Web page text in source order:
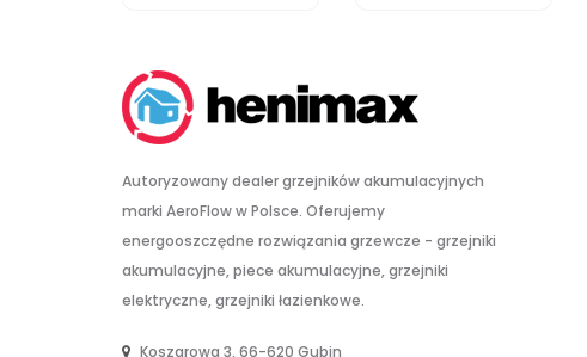
Autoryzowany dealer grzejników akumulacyjnych
marki AeroFlow w Polsce. Oferujemy
energooszczędne rozwiązania grzewcze - grzejniki
akumulacyjne, piece akumulacyjne, grzejniki
elektryczne, grzejniki łazienkowe.
Koszarowa 3, 66-620 Gubin